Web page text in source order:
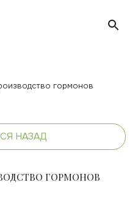
гормонов
НАЗАД
ГОРМОНОВ